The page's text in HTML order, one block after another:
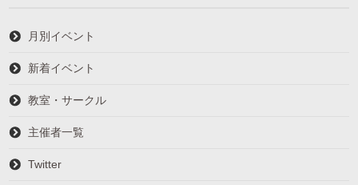
月別イベント
新着イベント
教室・サークル
主催者一覧
Twitter